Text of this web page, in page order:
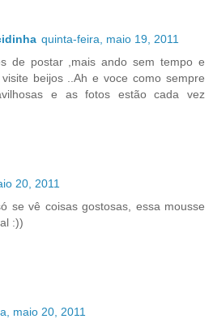
quinta-feira, maio 19, 2011
de postar ,mais ando sem tempo e
beijos ..Ah e voce como sempre
e as fotos estão cada vez
20, 2011
se vê coisas gostosas, essa mousse
:))
maio 20, 2011